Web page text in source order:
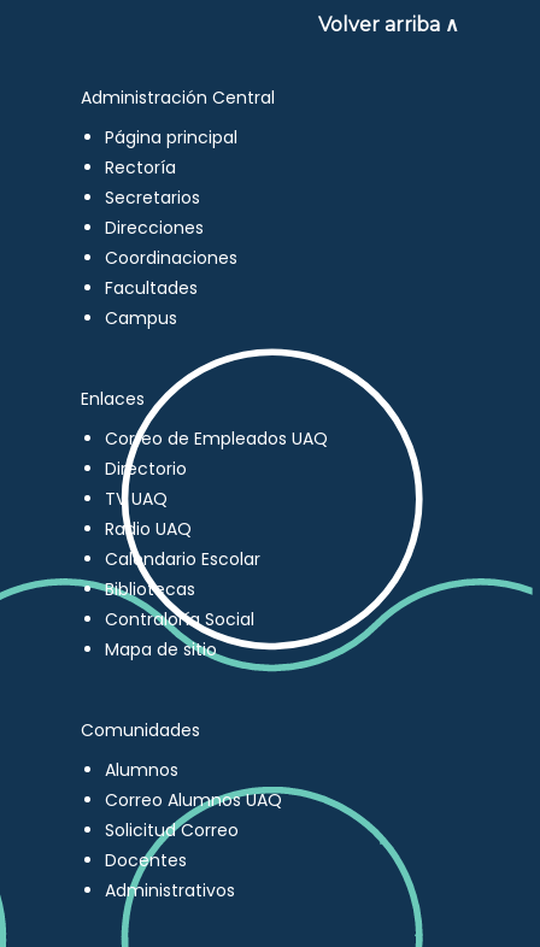
Volver arriba ∧
Administración Central
Página principal
Rectoría
Secretarios
Direcciones
Coordinaciones
Facultades
Campus
Enlaces
Correo de Empleados UAQ
Directorio
TV UAQ
Radio UAQ
Calendario Escolar
Bibliotecas
Contraloría Social
Mapa de sitio
Comunidades
Alumnos
Correo Alumnos UAQ
Solicitud Correo
Docentes
Administrativos